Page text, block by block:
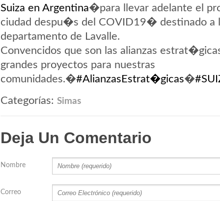
Suiza en Argentina�para llevar adelante el
ciudad despu�s del COVID19� destinado a
departamento de Lavalle.
Convencidos que son las alianzas
grandes proyectos para nuestras
comunidades.�#AlianzasEstrat�gicas�
Categorías: Simas
Deja Un Comentario
Nombre
Correo